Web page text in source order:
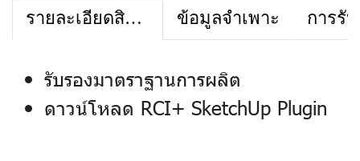
รายละเอียดสินค้า ข้อมูลจำเพาะ การรั
รับรองมาตราฐานการผลิต
ดาวน์โหลด RCI+ SketchUp Plugin